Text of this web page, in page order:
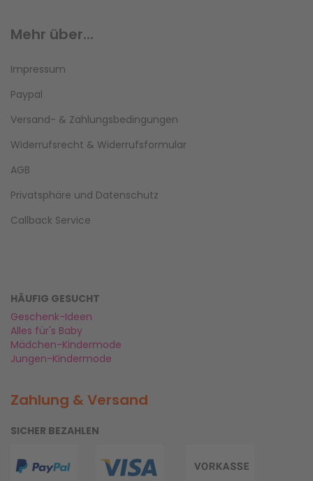
Mehr über...
Impressum
Paypal
Versand- & Zahlungsbedingungen
Widerrufsrecht & Widerrufsformular
AGB
Privatsphäre und Datenschutz
Callback Service
HÄUFIG GESUCHT
Geschenk-Ideen
Alles für's Baby
Mädchen-Kindermode
Jungen-Kindermode
Zahlung & Versand
SICHER BEZAHLEN